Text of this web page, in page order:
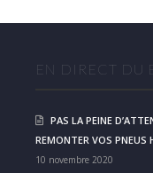
EN DIRECT DU
PAS LA PEINE
REMONTER VOS PNEUS
10 novembre 2020